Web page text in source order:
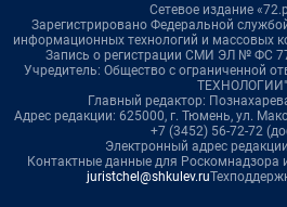
Сетевое издание
Зарегистрировано Федеральной
информационных технологий и массовых
Запись о регистрации СМИ ЭЛ № ФС
Учредитель: Общество с ограниченной
ТЕХНОЛОГИИ"
Главный редактор:
Адрес редакции: 625000, г. Тюмень, ул.
+7 (3452) 56-72-72
Электронный адрес
Контактные данные для Роскомнадзора
juristchel@shkulev.ru